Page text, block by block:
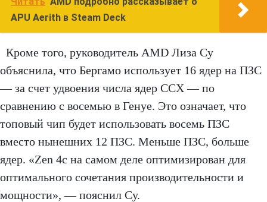
APU Aerith в Steam Deck
Кроме того, руководитель AMD Лиза Су
объяснила, что Бергамо использует 16 ядер на ПЗС
— за счет удвоения числа ядер CCX — по
сравнению с восемью в Генуе. Это означает, что
топовый чип будет использовать восемь ПЗС
вместо нынешних 12 ПЗС. Меньше ПЗС, больше
ядер. «Zen 4c на самом деле оптимизирован для
оптимального сочетания производительности и
мощности», — пояснил Су.